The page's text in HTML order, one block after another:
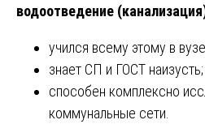
водоотведение
учился всему этому в
знает СП и ГОСТ наизусть;
способен комплексно
коммунальные сети.